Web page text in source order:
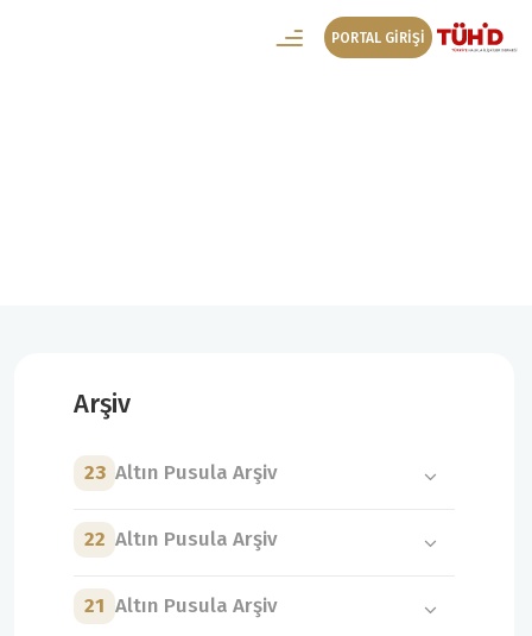
PORTAL GİRİŞİ
Arşiv
23 Altın Pusula Arşiv
22 Altın Pusula Arşiv
21 Altın Pusula Arşiv